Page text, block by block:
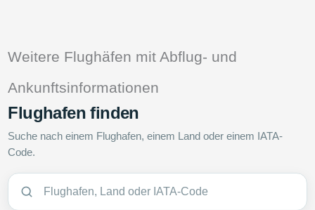
Weitere Flughäfen mit Abflug- und
Ankunftsinformationen
Flughafen finden
Suche nach einem Flughafen, einem Land oder einem IATA-
Code.